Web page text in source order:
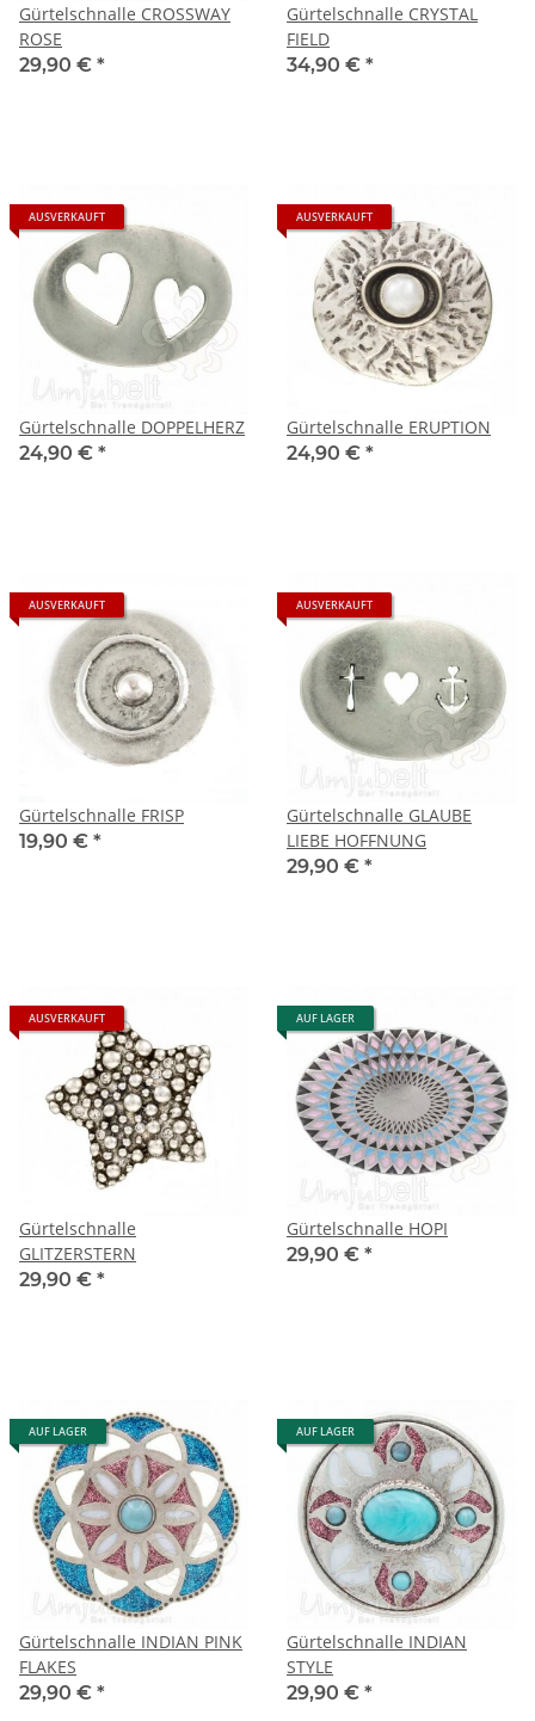
Gürtelschnalle CROSSWAY
ROSE
29,90 € *
Gürtelschnalle CRYSTAL
FIELD
34,90 € *
AUSVERKAUFT
Gürtelschnalle DOPPELHERZ
24,90 € *
AUSVERKAUFT
Gürtelschnalle ERUPTION
24,90 € *
AUSVERKAUFT
Gürtelschnalle FRISP
19,90 € *
AUSVERKAUFT
Gürtelschnalle GLAUBE
LIEBE HOFFNUNG
29,90 € *
AUSVERKAUFT
Gürtelschnalle
GLITZERSTERN
29,90 € *
AUF LAGER
Gürtelschnalle HOPI
29,90 € *
AUF LAGER
Gürtelschnalle INDIAN PINK
FLAKES
29,90 € *
AUF LAGER
Gürtelschnalle INDIAN
STYLE
29,90 € *